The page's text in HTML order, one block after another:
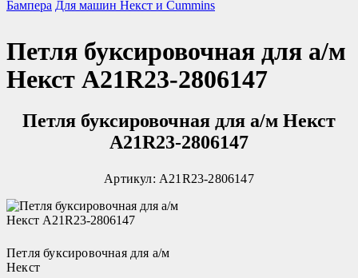
Бампера Для машин Некст и Cummins
Петля буксировочная для а/м
Некст A21R23-2806147
Петля буксировочная для а/м Некст
A21R23-2806147
Артикул: A21R23-2806147
Петля буксировочная для а/м
Некст